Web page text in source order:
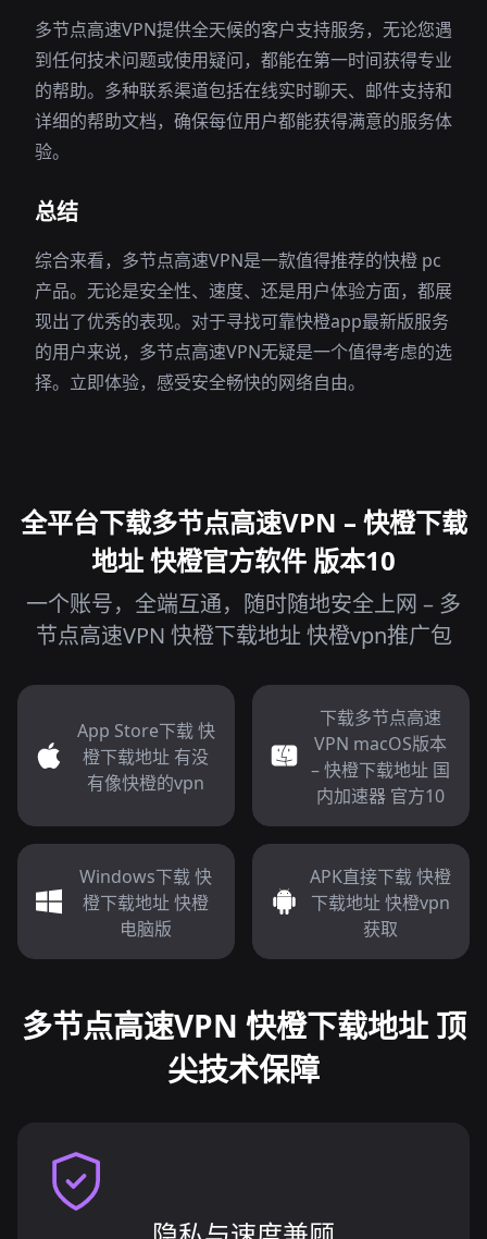
多节点高速VPN提供全天候的客户支持服务，无论您遇
到任何技术问题或使用疑问，都能在第一时间获得专业
的帮助。多种联系渠道包括在线实时聊天、邮件支持和
详细的帮助文档，确保每位用户都能获得满意的服务体
验。
总结
综合来看，多节点高速VPN是一款值得推荐的快橙 pc
产品。无论是安全性、速度、还是用户体验方面，都展
现出了优秀的表现。对于寻找可靠快橙app最新版服务
的用户来说，多节点高速VPN无疑是一个值得考虑的选
择。立即体验，感受安全畅快的网络自由。
全平台下载多节点高速VPN – 快橙下载
地址 快橙官方软件 版本10
一个账号，全端互通，随时随地安全上网 – 多
节点高速VPN 快橙下载地址 快橙vpn推广包
App Store下载 快
橙下载地址 有没
有像快橙的vpn
下载多节点高速
VPN macOS版本
– 快橙下载地址 国
内加速器 官方10
Windows下载 快
橙下载地址 快橙
电脑版
APK直接下载 快橙
下载地址 快橙vpn
获取
多节点高速VPN 快橙下载地址 顶
尖技术保障